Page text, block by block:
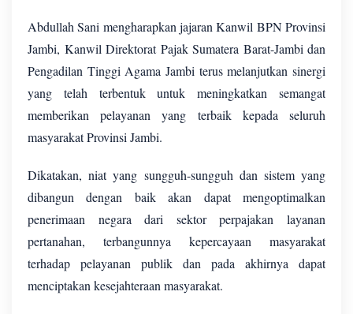
Abdullah Sani mengharapkan jajaran Kanwil BPN Provinsi
Jambi, Kanwil Direktorat Pajak Sumatera Barat-Jambi dan
Pengadilan Tinggi Agama Jambi terus melanjutkan sinergi
yang telah terbentuk untuk meningkatkan semangat
memberikan pelayanan yang terbaik kepada seluruh
masyarakat Provinsi Jambi.
Dikatakan, niat yang sungguh-sungguh dan sistem yang
dibangun dengan baik akan dapat mengoptimalkan
penerimaan negara dari sektor perpajakan layanan
pertanahan, terbangunnya kepercayaan masyarakat
terhadap pelayanan publik dan pada akhirnya dapat
menciptakan kesejahteraan masyarakat.